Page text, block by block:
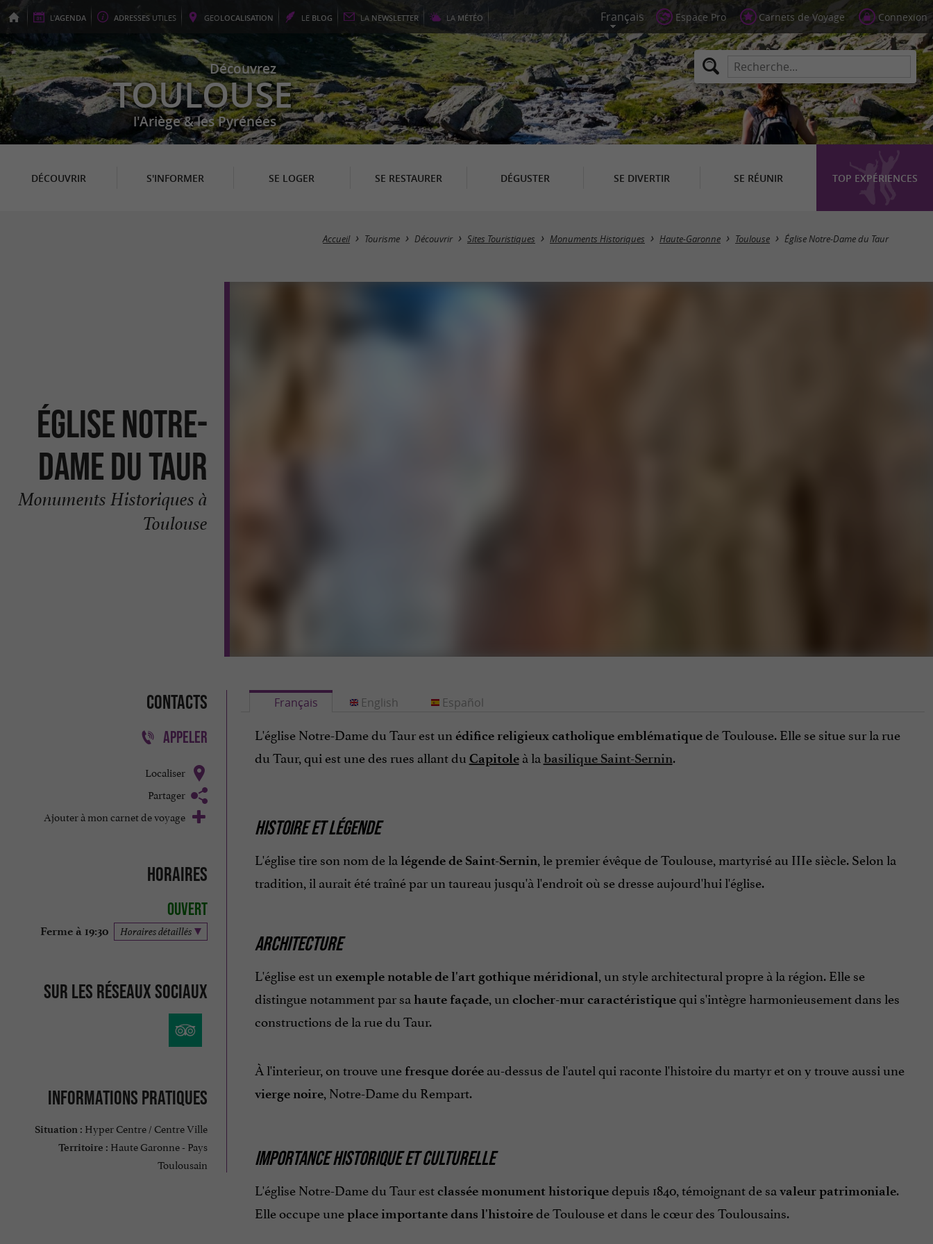
L'AGENDA ADRESSES UTILES GEOLOCALISATION LE BLOG LA NEWSLETTER LA MÉTÉO Espace Pro Carnets de Voyage Connexion
Découvrez
TOULOUSE
l'Ariège & les Pyrénées
DÉCOUVRIR S'INFORMER SE LOGER SE RESTAURER DÉGUSTER SE DIVERTIR SE RÉUNIR TOP EXPÉRIENCES
Accueil Tourisme Découvrir Sites Touristiques Monuments Historiques Haute-Garonne Toulouse Église Notre-Dame du Taur
Église Notre-
Dame du Taur
Monuments Historiques à
Toulouse
Contacts
APPELER
Localiser
Partager
Ajouter à mon carnet de voyage
Horaires
Ouvert
Ferme à 19:30 Horaires détaillés
Sur les réseaux sociaux
Informations pratiques
Situation : Hyper Centre / Centre Ville
Territoire : Haute Garonne - Pays
Toulousain
Français
L'église Notre-Dame du Taur est un édifice religieux catholique emblématiquede Toulouse.Elle se situe sur la rue
du Taur, qui est une des rues allant du Capitoleà la basilique Saint-Sernin.
HISTOIRE ET LÉGENDE
L'église tire son nom de la légende de Saint-Sernin, le premier évêque de Toulouse, martyrisé au IIIe siècle. Selon la
tradition, il aurait été traîné par un taureau jusqu'à l'endroit où se dresse aujourd'hui l'église.
ARCHITECTURE
L'église est un exemple notable de l'art gothique méridional, un style architectural propre à la région.Elle se
distingue notamment par sa haute façade, un clocher-mur caractéristiquequi s'intègre harmonieusement dans les
constructions de la rue du Taur.
À l'interieur, on trouve une fresque doréeau-dessus de l'autel qui raconte l'histoire du martyr et on y trouve aussi une
vierge noire, Notre-Dame du Rempart.
IMPORTANCE HISTORIQUE ET CULTURELLE
L'église Notre-Dame du Taur estclassée monument historiquedepuis 1840, témoignant de sa valeur patrimoniale.
Elle occupe uneplace importante dans l'histoirede Toulouse et dans le cœur des Toulousains.
English Español